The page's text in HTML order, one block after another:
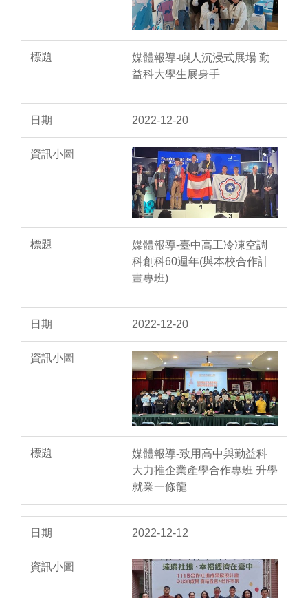
媒體報導-嶼人沉浸式展場 勤
益科大學生展身手
2022-12-20
媒體報導-臺中高工冷凍空調
科創科60週年(與本校合作計
畫專班)
2022-12-20
媒體報導-致用高中與勤益科
大力推企業產學合作專班 升學
就業一條龍
2022-12-12